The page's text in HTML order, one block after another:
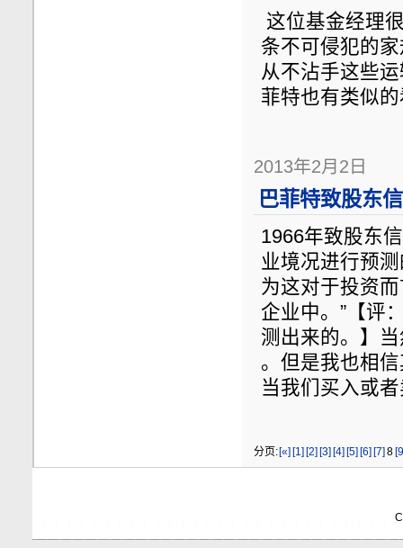
这位基金经理
条不可侵犯的
从不沾手这些
菲特也有类似
2013年2月2日
巴菲特致股东
1966年致股东
业境况进行预
为这对于投资
企业中。”【评
测出来的。】
。但是我也相
当我们买入或
分页:[«] [1] [2] [3] [4] [5] [6] [7] 8